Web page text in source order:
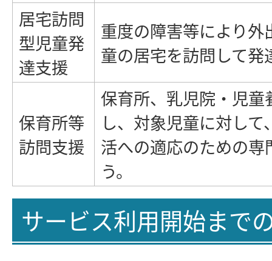
居宅訪問
型児童発
達支援
重度の障害等により
童の居宅を訪問して発
保育所等
訪問支援
保育所、乳児院・児
し、対象児童に対し
活への適応のための
う。
サービス利用開始まで